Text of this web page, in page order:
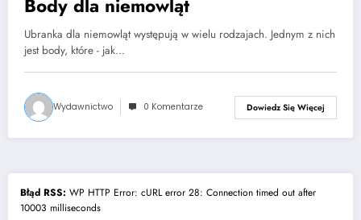
Body dla niemowląt
Ubranka dla niemowląt występują w wielu rodzajach. Jednym z nich
jest body, które - jak…
Wydawnictwo 0 Komentarze Dowiedz Się Więcej
Błąd RSS: WP HTTP Error: cURL error 28: Connection timed out after
10003 milliseconds